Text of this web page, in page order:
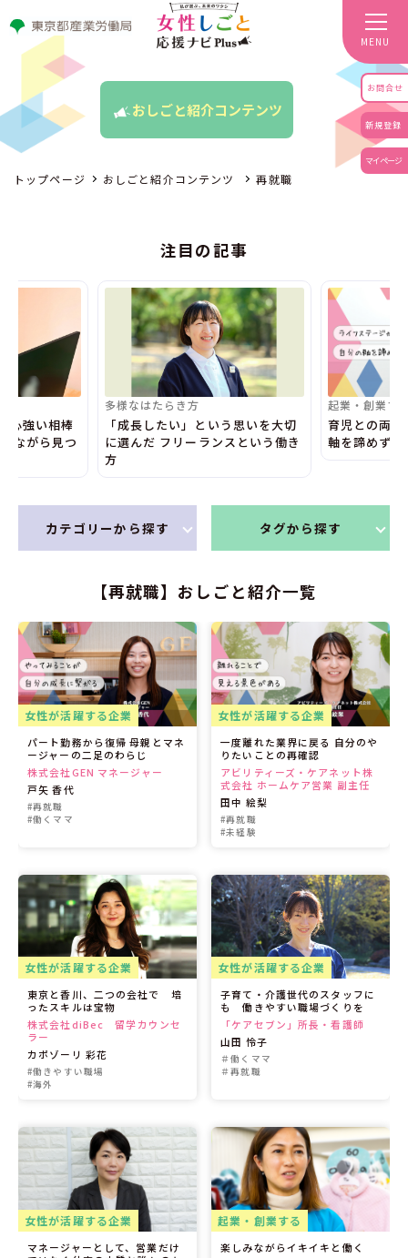
新規登録
マイページ
お問合せ
MENU
おしごと紹介コンテンツ
トップページ おしごと紹介コンテンツ 再就職
注目の記事
心強い相棒
ながら見つ
多様なはたらき方
「成長したい」という思いを大切
に選んだ フリーランスという働き
方
起業・創業す
育児との両
軸を諦めず
カテゴリーから探す タグから探す
【再就職】おしごと紹介一覧
女性が活躍する企業
パート勤務から復帰 母親とマネ
ージャーの二足のわらじ
株式会社GEN マネージャー
戸矢 香代
#再就職
#働くママ
女性が活躍する企業
一度離れた業界に戻る 自分のや
りたいことの再確認
アビリティーズ・ケアネット株
式会社 ホームケア営業 副主任
田中 絵梨
#再就職
#未経験
女性が活躍する企業
東京と香川、二つの会社で 培
ったスキルは宝物
株式会社diBec 留学カウンセ
ラー
カポゾーリ 彩花
#働きやすい職場
#海外
女性が活躍する企業
子育て・介護世代のスタッフに
も 働きやすい職場づくりを
「ケアセブン」所長・看護師
山田 怜子
＃働くママ
＃再就職
女性が活躍する企業
マネージャーとして、営業だけ
起業・創業する
楽しみながらイキイキと働く